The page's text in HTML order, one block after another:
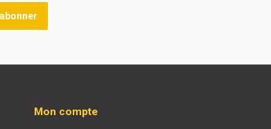
Mon compte